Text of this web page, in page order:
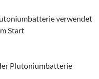
verwendet
Start
Plutoniumbatterie